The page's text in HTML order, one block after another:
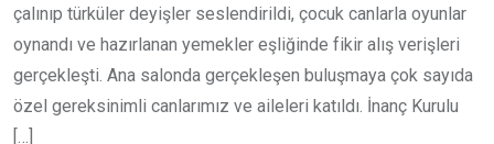
çalınıp türküler deyişler seslendirildi, çocuk canlarla oyunlar
oynandı ve hazırlanan yemekler eşliğinde fikir alış verişleri
gerçekleşti. Ana salonda gerçekleşen buluşmaya çok sayıda
özel gereksinimli canlarımız ve aileleri katıldı. İnanç Kurulu
[…]